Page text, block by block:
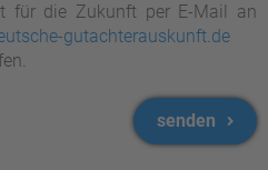
für die Zukunft per E-Mail an
gutachterauskunft.de
senden